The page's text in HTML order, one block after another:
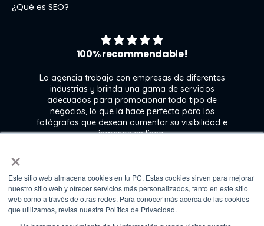
×
Este sitio web almacena cookies en tu PC. Estas cookies sirven para mejorar
nuestro sitio web y ofrecer servicios más personalizados, tanto en este sitio
web como a través de otras redes. Para conocer más acerca de las cookies
que utilizamos, revisa nuestra Política de Privacidad.
¿Qué es SEO?
100% recommendable!
La agencia trabaja con empresas de diferentes
industrias y brinda una gama de servicios
adecuados para promocionar todo tipo de
negocios, lo que la hace perfecta para los
fotógrafos que desean aumentar su visibilidad e
ingresos en línea.
Kate Gross
Marketing & graphic design assistant at
Fixthephoto